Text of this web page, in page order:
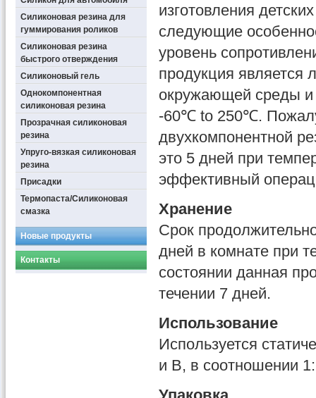
Силиконовая резина для
гуммирования роликов
Силиконовая резина
быстрого отверждения
Силиконовый гель
Однокомпонентная
силиконовая резина
Прозрачная силиконовая
резина
Упруго-вязкая силиконовая
резина
Присадки
Термопаста/Силиконовая
смазка
Новые продукты
Контакты
изготовления
следующие
уровень
продукция является
окружающей среды и
-60℃ to 250℃.
двухкомпонентной
это 5 дней при
эффективный
Хранение
Срок
дней в комнате при
состоянии данная
течении 7 дней.
Использование
Используется
и B, в соотношении